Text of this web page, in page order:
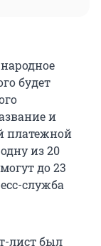
будет
и
платежной
из 20
до 23
служба
лист был